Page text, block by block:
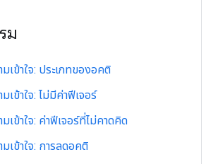
ม
เข้าใจ: ประเภทของอคติ
เข้าใจ: ไม่มีค่าฟีเจอร์
เข้าใจ: ค่าฟีเจอร์ที่ไม่คาดคิด
เข้าใจ: การลดอคติ